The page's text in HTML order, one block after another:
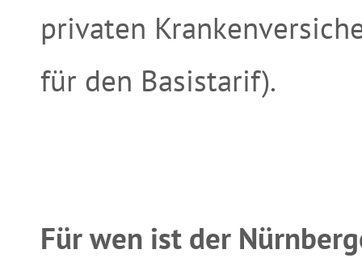
privaten
für den Basistarif).
Für wen ist der